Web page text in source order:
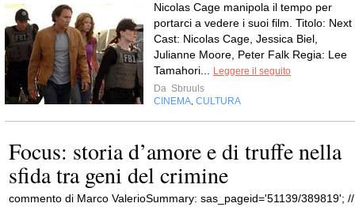
Nicolas Cage manipola il tempo per
portarci a vedere i suoi film. Titolo: Next
Cast: Nicolas Cage, Jessica Biel,
Julianne Moore, Peter Falk Regia: Lee
Tamahori... Leggere il seguito
Da Sbruuls
CINEMA, CULTURA
Focus: storia d’amore e di truffe nella
sfida tra geni del crimine
commento di Marco ValerioSummary: sas_pageid='51139/389819'; //